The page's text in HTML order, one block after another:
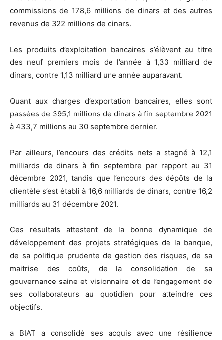
commissions de 178,6 millions de dinars et des autres
revenus de 322 millions de dinars.
Les produits d’exploitation bancaires s’élèvent au titre
des neuf premiers mois de l’année à 1,33 milliard de
dinars, contre 1,13 milliard une année auparavant.
Quant aux charges d’exportation bancaires, elles sont
passées de 395,1 millions de dinars à fin septembre 2021
à 433,7 millions au 30 septembre dernier.
Par ailleurs, l’encours des crédits nets a stagné à 12,1
milliards de dinars à fin septembre par rapport au 31
décembre 2021, tandis que l’encours des dépôts de la
clientèle s’est établi à 16,6 milliards de dinars, contre 16,2
milliards au 31 décembre 2021.
Ces résultats attestent de la bonne dynamique de
développement des projets stratégiques de la banque,
de sa politique prudente de gestion des risques, de sa
maitrise des coûts, de la consolidation de sa
gouvernance saine et visionnaire et de l’engagement de
ses collaborateurs au quotidien pour atteindre ces
objectifs.
a BIAT a consolidé ses acquis avec une résilience